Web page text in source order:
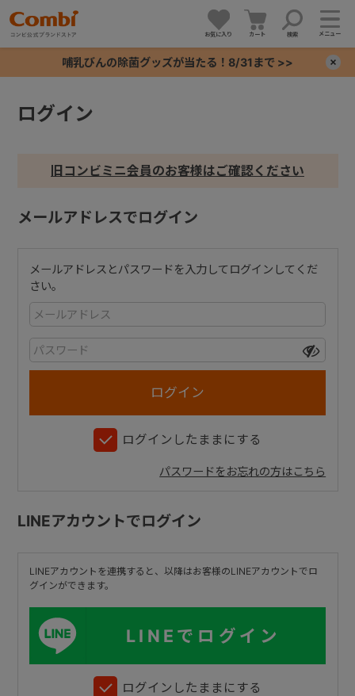
お気に入り カート 検索 メニュー
哺乳びんの除菌グッズが当たる！8/31まで >>
ログイン
旧コンビミニ会員のお客様はご確認ください
メールアドレスでログイン
メールアドレスとパスワードを入力してログインしてくだ
さい。
ログインしたままにする
パスワードをお忘れの方はこちら
LINEアカウントでログイン
LINEアカウントを連携すると、以降はお客様のLINEアカウントでロ
グインができます。
LINEでログイン
ログインしたままにする